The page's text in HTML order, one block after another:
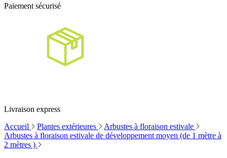
Paiement sécurisé
Livraison express
Accueil
Plantes extérieures
Arbustes à floraison estivale
Arbustes à floraison estivale de développement moyen (de 1 mètre à
2 mètres )